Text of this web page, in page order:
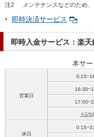
注2
メンテナンスなどのため
即時決済サービス
即時入金サービス：楽天
本サ
営業日
上記
休日